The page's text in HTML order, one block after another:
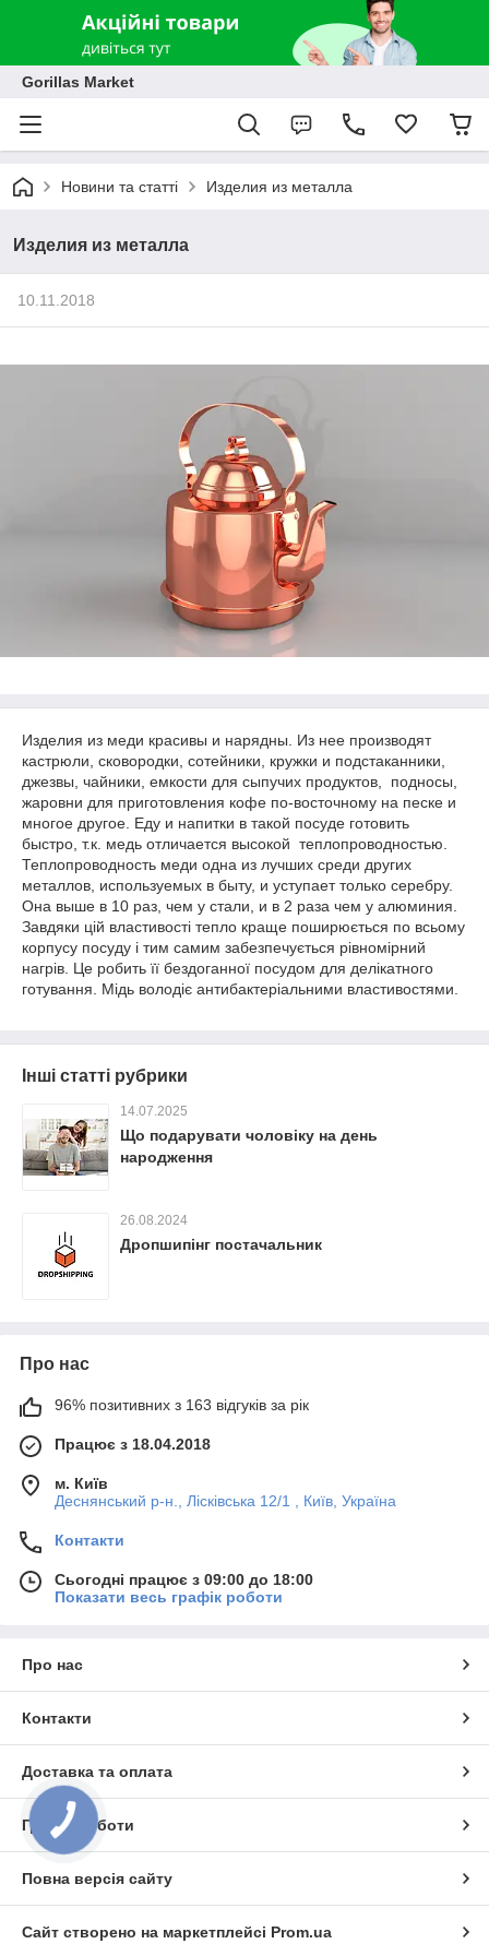
Gorillas Market
Новини та статті Изделия из металла
Изделия из металла
10.11.2018
Изделия из меди красивы и нарядны. Из нее производят
кастрюли, сковородки, сотейники, кружки и подстаканники,
джезвы, чайники, емкости для сыпучих продуктов, подносы,
жаровни для приготовления кофе по-восточному на песке и
многое другое. Еду и напитки в такой посуде готовить
быстро, т.к. медь отличается высокой теплопроводностью.
Теплопроводность меди одна из лучших среди других
металлов, используемых в быту, и уступает только серебру.
Она выше в 10 раз, чем у стали, и в 2 раза чем у алюминия.
Завдяки цій властивості тепло краще поширюється по всьому
корпусу посуду і тим самим забезпечується рівномірний
нагрів. Це робить її бездоганної посудом для делікатного
готування. Мідь володіє антибактеріальними властивостями.
Інші статті рубрики
14.07.2025
Що подарувати чоловіку на день
народження
26.08.2024
Дропшипінг постачальник
Про нас
96% позитивних з 163 відгуків за рік
Працює з 18.04.2018
м. Київ
Деснянський р-н., Лісківська 12/1 , Київ, Україна
Контакти
Сьогодні працює з 09:00 до 18:00
Показати весь графік роботи
Про нас
Контакти
Доставка та оплата
Графік роботи
Повна версія сайту
Сайт створено на маркетплейсі Prom.ua